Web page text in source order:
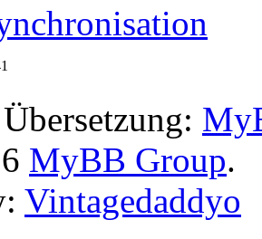
MyBB Group.
Vintagedaddyo